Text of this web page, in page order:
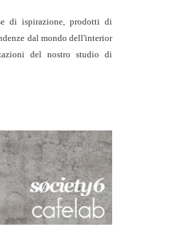
di ispirazione, prodotti di
dal mondo dell'interior
del nostro studio di